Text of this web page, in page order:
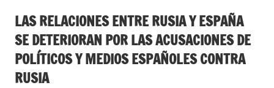
LAS RELACIONES ENTRE RUSIA Y ESPAÑA
SE DETERIORAN POR LAS ACUSACIONES DE
POLÍTICOS Y MEDIOS ESPAÑOLES CONTRA
RUSIA